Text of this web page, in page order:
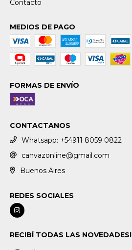
Contacto
MEDIOS DE PAGO
FORMAS DE ENVÍO
CONTACTANOS
Whatsapp: +54911 8059 0822
canvazonline@gmail.com
Buenos Aires
REDES SOCIALES
RECIBÍ TODAS LAS NOVEDADES!